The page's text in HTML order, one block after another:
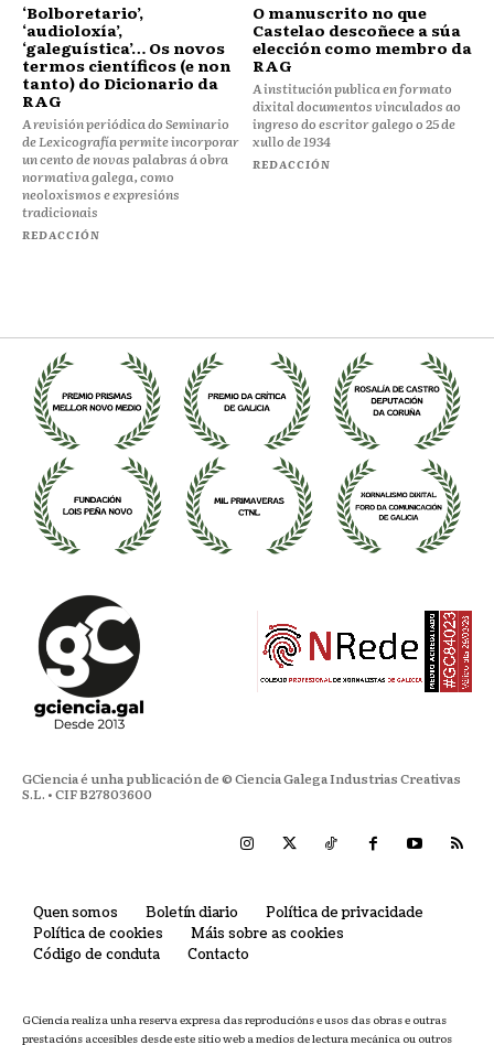
‘Bolboretario’,
‘audioloxía’,
‘galeguística’… Os novos
termos científicos (e non
tanto) do Dicionario da
RAG
A revisión periódica do Seminario
de Lexicografía permite incorporar
un cento de novas palabras á obra
normativa galega, como
neoloxismos e expresións
tradicionais
REDACCIÓN
O manuscrito no que
Castelao descoñece a súa
elección como membro da
RAG
A institución publica en formato
dixital documentos vinculados ao
ingreso do escritor galego o 25 de
xullo de 1934
REDACCIÓN
GCiencia é unha publicación de © Ciencia Galega Industrias Creativas
S.L. • CIF B27803600
Quen somos Boletín diario
Política de privacidade
Política de cookies
Máis sobre as cookies
Código de conduta
Contacto
GCiencia realiza unha reserva expresa das reproducións e usos das obras e outras
prestacións accesibles desde este sitio web a medios de lectura mecánica ou outros